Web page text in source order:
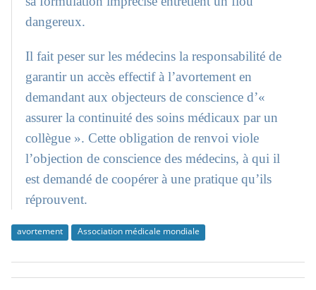
dangereux.
Il fait peser sur les médecins la responsabilité de
garantir un accès effectif à l’avortement en
demandant aux objecteurs de conscience d’«
assurer la continuité des soins médicaux par un
collègue ». Cette obligation de renvoi viole
l’objection de conscience des médecins, à qui il
est demandé de coopérer à une pratique qu’ils
réprouvent.
avortement Association médicale mondiale